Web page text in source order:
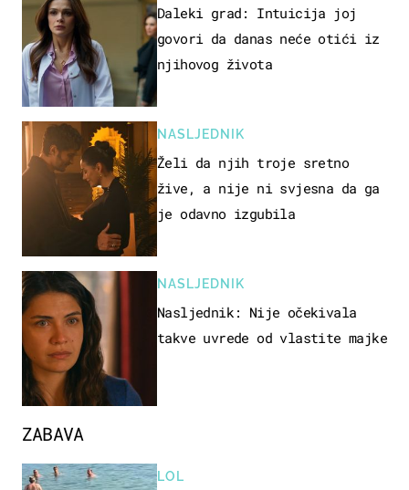
ZABAVA
LOL
Daleki grad: Intuicija joj
govori da danas neće otići iz
njihovog života
NASLJEDNIK
Želi da njih troje sretno
žive, a nije ni svjesna da ga
je odavno izgubila
NASLJEDNIK
Nasljednik: Nije očekivala
takve uvrede od vlastite majke